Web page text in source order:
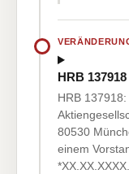
HRB 137918
HRB
80530
einem
*XX.XX.XXXX.